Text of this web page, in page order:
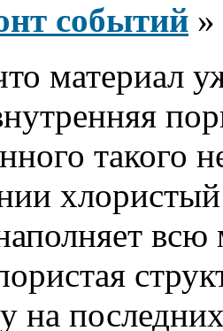
событий »
материал
такого
всю
на